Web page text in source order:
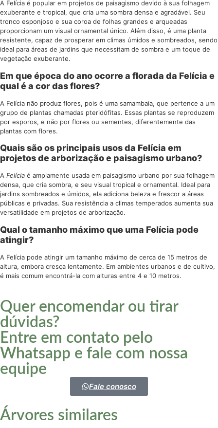
A Felícia é popular em projetos de paisagismo devido à sua folhagem
exuberante e tropical, que cria uma sombra densa e agradável. Seu
tronco esponjoso e sua coroa de folhas grandes e arqueadas
proporcionam um visual ornamental único. Além disso, é uma planta
resistente, capaz de prosperar em climas úmidos e sombreados, sendo
ideal para áreas de jardins que necessitam de sombra e um toque de
vegetação exuberante.
Em que época do ano ocorre a florada da Felícia e
qual é a cor das flores?
A Felícia não produz flores, pois é uma samambaia, que pertence a um
grupo de plantas chamadas pteridófitas. Essas plantas se reproduzem
por esporos, e não por flores ou sementes, diferentemente das
plantas com flores.
Quais são os principais usos da Felícia em
projetos de arborização e paisagismo urbano?
A Felícia é amplamente usada em paisagismo urbano por sua folhagem
densa, que cria sombra, e seu visual tropical e ornamental. Ideal para
jardins sombreados e úmidos, ela adiciona beleza e frescor a áreas
públicas e privadas. Sua resistência a climas temperados aumenta sua
versatilidade em projetos de arborização.
Qual o tamanho máximo que uma Felícia pode
atingir?
A Felícia pode atingir um tamanho máximo de cerca de 15 metros de
altura, embora cresça lentamente. Em ambientes urbanos e de cultivo,
é mais comum encontrá-la com alturas entre 4 e 10 metros.
Quer encomendar ou tirar
dúvidas?
Entre em contato pelo
Whatsapp e fale com nossa
equipe
Fale conosco
Árvores similares